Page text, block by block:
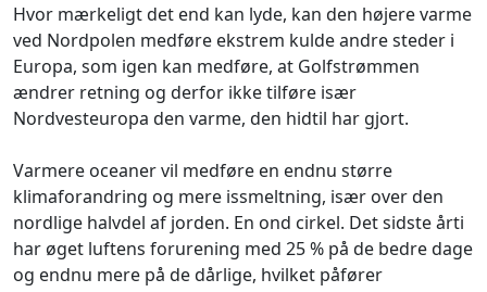
Hvor mærkeligt det end kan lyde, kan den højere varme
ved Nordpolen medføre ekstrem kulde andre steder i
Europa, som igen kan medføre, at Golfstrømmen
ændrer retning og derfor ikke tilføre især
Nordvesteuropa den varme, den hidtil har gjort.
Varmere oceaner vil medføre en endnu større
klimaforandring og mere issmeltning, især over den
nordlige halvdel af jorden. En ond cirkel. Det sidste årti
har øget luftens forurening med 25 % på de bedre dage
og endnu mere på de dårlige, hvilket påfører